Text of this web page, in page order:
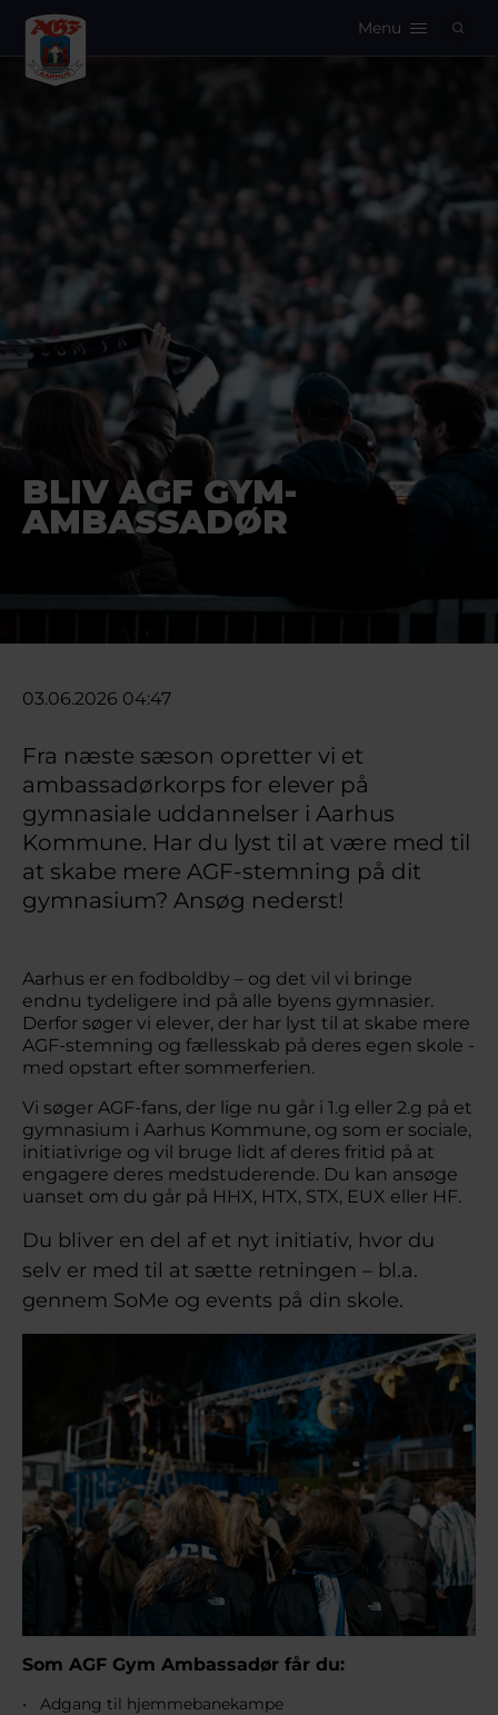
Menu
BLIV AGF GYM-
AMBASSADØR
03.06.2026 04:47
Fra næste sæson opretter vi et
ambassadørkorps for elever på
gymnasiale uddannelser i Aarhus
Kommune. Har du lyst til at være med til
at skabe mere AGF-stemning på dit
gymnasium? Ansøg nederst!
Aarhus er en fodboldby – og det vil vi bringe
endnu tydeligere ind på alle byens gymnasier.
Derfor søger vi elever, der har lyst til at skabe mere
AGF-stemning og fællesskab på deres egen skole -
med opstart efter sommerferien.
Vi søger AGF-fans, der lige nu går i 1.g eller 2.g på et
gymnasium i Aarhus Kommune, og som er sociale,
initiativrige og vil bruge lidt af deres fritid på at
engagere deres medstuderende. Du kan ansøge
uanset om du går på HHX, HTX, STX, EUX eller HF.
Du bliver en del af et nyt initiativ, hvor du
selv er med til at sætte retningen – bl.a.
gennem SoMe og events på din skole.
Som AGF Gym Ambassadør får du:
Adgang til hjemmebanekampe